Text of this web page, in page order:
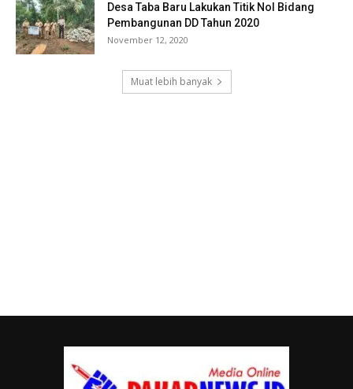
Desa Taba Baru Lakukan Titik Nol Bidang
Pembangunan DD Tahun 2020
November 12, 2020
Muat lebih banyak